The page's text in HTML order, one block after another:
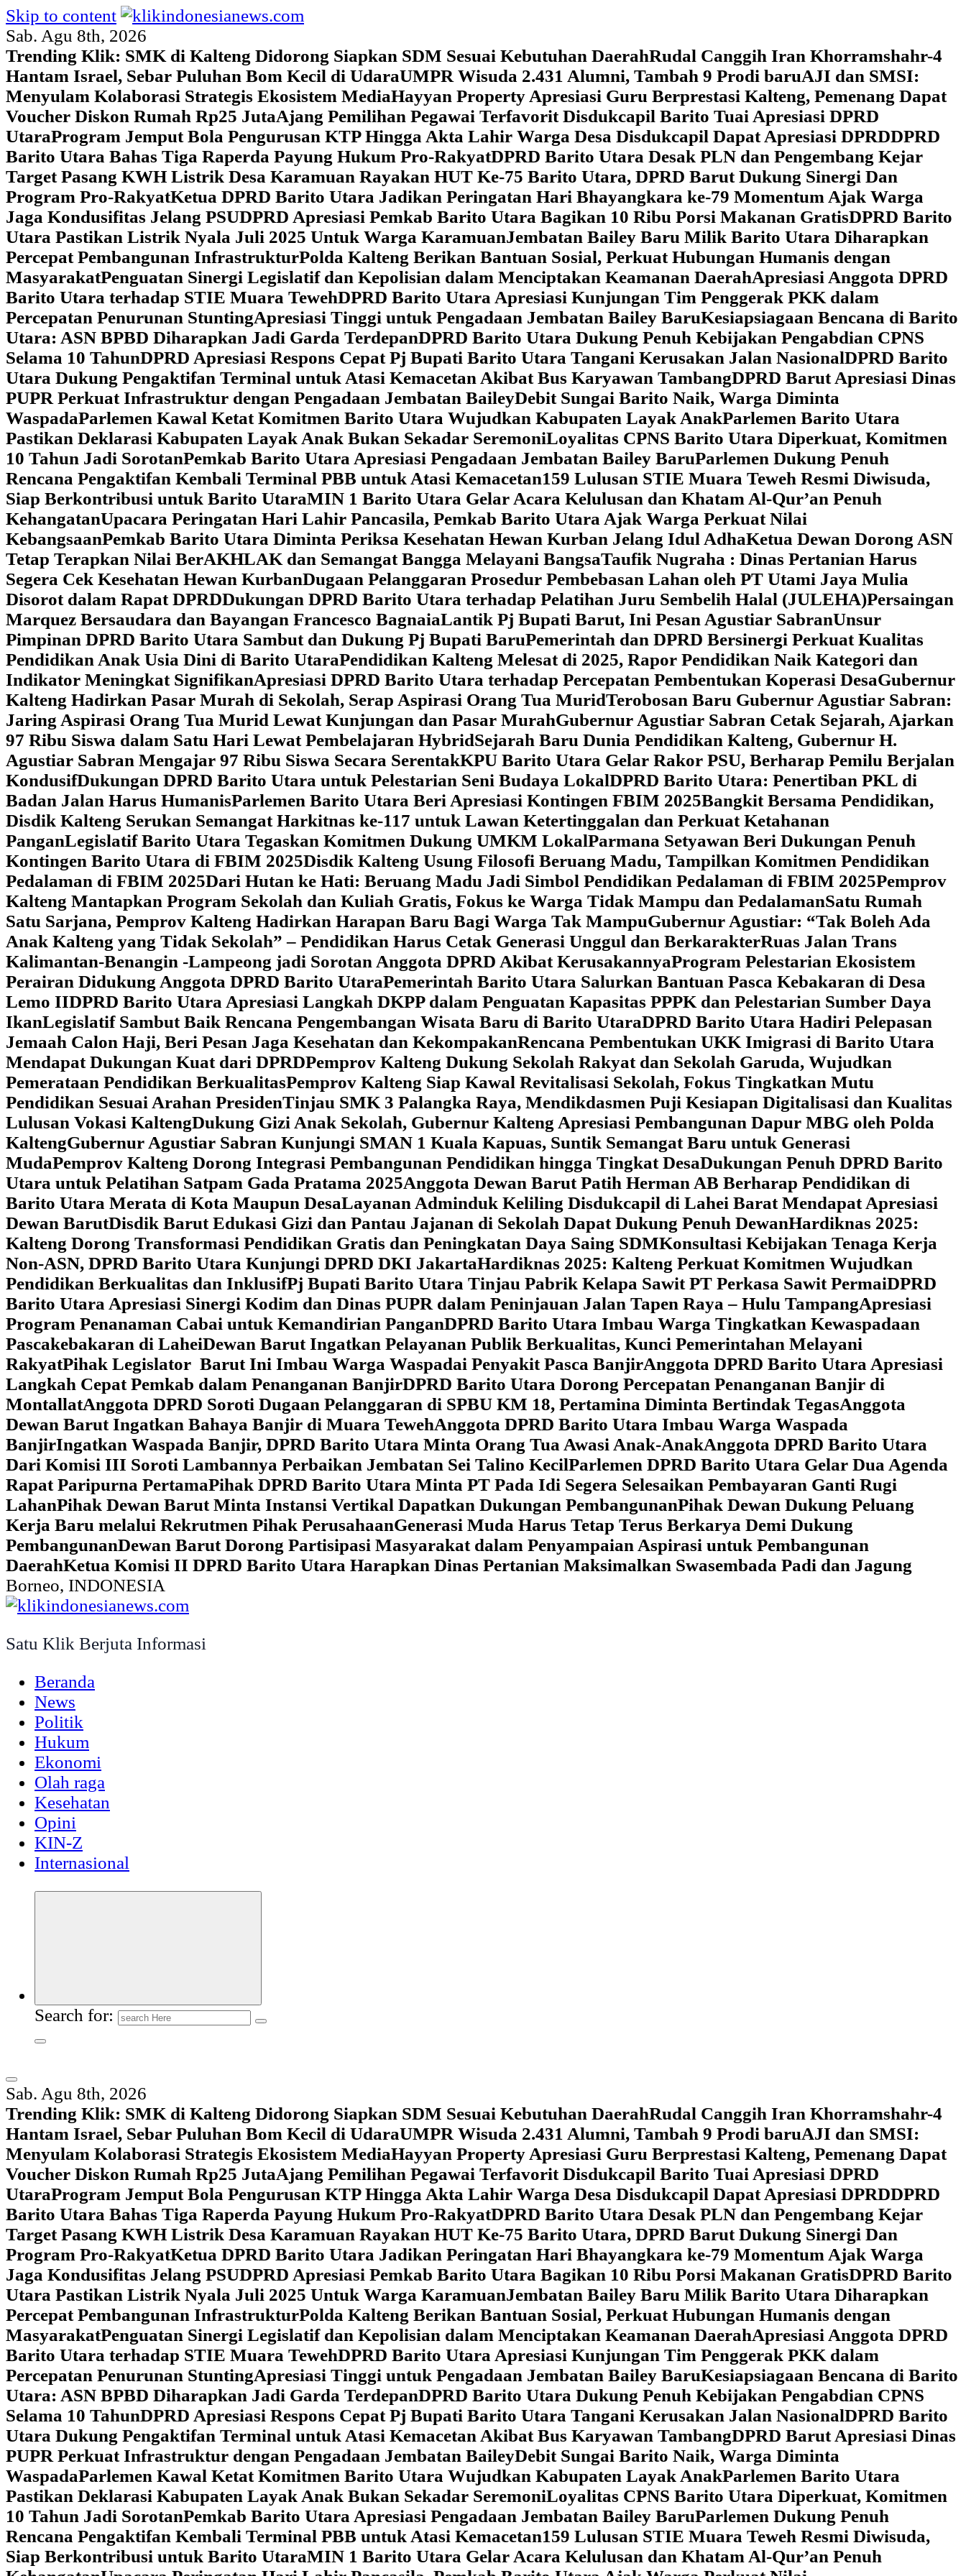
Skip to content
Sab. Agu 8th, 2026
Trending Klik: SMK di Kalteng Didorong Siapkan SDM Sesuai Kebutuhan DaerahRudal Canggih Iran Khorramshahr-4
Hantam Israel, Sebar Puluhan Bom Kecil di UdaraUMPR Wisuda 2.431 Alumni, Tambah 9 Prodi baruAJI dan SMSI:
Menyulam Kolaborasi Strategis Ekosistem MediaHayyan Property Apresiasi Guru Berprestasi Kalteng, Pemenang Dapat
Voucher Diskon Rumah Rp25 JutaAjang Pemilihan Pegawai Terfavorit Disdukcapil Barito Tuai Apresiasi DPRD
UtaraProgram Jemput Bola Pengurusan KTP Hingga Akta Lahir Warga Desa Disdukcapil Dapat Apresiasi DPRDDPRD
Barito Utara Bahas Tiga Raperda Payung Hukum Pro-RakyatDPRD Barito Utara Desak PLN dan Pengembang Kejar
Target Pasang KWH Listrik Desa Karamuan Rayakan HUT Ke-75 Barito Utara, DPRD Barut Dukung Sinergi Dan
Program Pro-RakyatKetua DPRD Barito Utara Jadikan Peringatan Hari Bhayangkara ke-79 Momentum Ajak Warga
Jaga Kondusifitas Jelang PSUDPRD Apresiasi Pemkab Barito Utara Bagikan 10 Ribu Porsi Makanan GratisDPRD Barito
Utara Pastikan Listrik Nyala Juli 2025 Untuk Warga KaramuanJembatan Bailey Baru Milik Barito Utara Diharapkan
Percepat Pembangunan InfrastrukturPolda Kalteng Berikan Bantuan Sosial, Perkuat Hubungan Humanis dengan
MasyarakatPenguatan Sinergi Legislatif dan Kepolisian dalam Menciptakan Keamanan DaerahApresiasi Anggota DPRD
Barito Utara terhadap STIE Muara TewehDPRD Barito Utara Apresiasi Kunjungan Tim Penggerak PKK dalam
Percepatan Penurunan StuntingApresiasi Tinggi untuk Pengadaan Jembatan Bailey BaruKesiapsiagaan Bencana di Barito
Utara: ASN BPBD Diharapkan Jadi Garda TerdepanDPRD Barito Utara Dukung Penuh Kebijakan Pengabdian CPNS
Selama 10 TahunDPRD Apresiasi Respons Cepat Pj Bupati Barito Utara Tangani Kerusakan Jalan NasionalDPRD Barito
Utara Dukung Pengaktifan Terminal untuk Atasi Kemacetan Akibat Bus Karyawan TambangDPRD Barut Apresiasi Dinas
PUPR Perkuat Infrastruktur dengan Pengadaan Jembatan BaileyDebit Sungai Barito Naik, Warga Diminta
WaspadaParlemen Kawal Ketat Komitmen Barito Utara Wujudkan Kabupaten Layak AnakParlemen Barito Utara
Pastikan Deklarasi Kabupaten Layak Anak Bukan Sekadar SeremoniLoyalitas CPNS Barito Utara Diperkuat, Komitmen
10 Tahun Jadi SorotanPemkab Barito Utara Apresiasi Pengadaan Jembatan Bailey BaruParlemen Dukung Penuh
Rencana Pengaktifan Kembali Terminal PBB untuk Atasi Kemacetan159 Lulusan STIE Muara Teweh Resmi Diwisuda,
Siap Berkontribusi untuk Barito UtaraMIN 1 Barito Utara Gelar Acara Kelulusan dan Khatam Al-Qur’an Penuh
KehangatanUpacara Peringatan Hari Lahir Pancasila, Pemkab Barito Utara Ajak Warga Perkuat Nilai
KebangsaanPemkab Barito Utara Diminta Periksa Kesehatan Hewan Kurban Jelang Idul AdhaKetua Dewan Dorong ASN
Tetap Terapkan Nilai BerAKHLAK dan Semangat Bangga Melayani BangsaTaufik Nugraha : Dinas Pertanian Harus
Segera Cek Kesehatan Hewan KurbanDugaan Pelanggaran Prosedur Pembebasan Lahan oleh PT Utami Jaya Mulia
Disorot dalam Rapat DPRDDukungan DPRD Barito Utara terhadap Pelatihan Juru Sembelih Halal (JULEHA)Persaingan
Marquez Bersaudara dan Bayangan Francesco BagnaiaLantik Pj Bupati Barut, Ini Pesan Agustiar SabranUnsur
Pimpinan DPRD Barito Utara Sambut dan Dukung Pj Bupati BaruPemerintah dan DPRD Bersinergi Perkuat Kualitas
Pendidikan Anak Usia Dini di Barito Utara‎Pendidikan Kalteng Melesat di 2025, Rapor Pendidikan Naik Kategori dan
Indikator Meningkat SignifikanApresiasi DPRD Barito Utara terhadap Percepatan Pembentukan Koperasi Desa‎Gubernur
Kalteng Hadirkan Pasar Murah di Sekolah, Serap Aspirasi Orang Tua Murid‎Terobosan Baru Gubernur Agustiar Sabran:
Jaring Aspirasi Orang Tua Murid Lewat Kunjungan dan Pasar MurahGubernur Agustiar Sabran Cetak Sejarah, Ajarkan
97 Ribu Siswa dalam Satu Hari Lewat Pembelajaran HybridSejarah Baru Dunia Pendidikan Kalteng, Gubernur H.
Agustiar Sabran Mengajar 97 Ribu Siswa Secara SerentakKPU Barito Utara Gelar Rakor PSU, Berharap Pemilu Berjalan
KondusifDukungan DPRD Barito Utara untuk Pelestarian Seni Budaya LokalDPRD Barito Utara: Penertiban PKL di
Badan Jalan Harus HumanisParlemen Barito Utara Beri Apresiasi Kontingen FBIM 2025‎Bangkit Bersama Pendidikan,
Disdik Kalteng Serukan Semangat Harkitnas ke-117 untuk Lawan Ketertinggalan dan Perkuat Ketahanan
PanganLegislatif Barito Utara Tegaskan Komitmen Dukung UMKM LokalParmana Setyawan Beri Dukungan Penuh
Kontingen Barito Utara di FBIM 2025Disdik Kalteng Usung Filosofi Beruang Madu, Tampilkan Komitmen Pendidikan
Pedalaman di FBIM 2025‎Dari Hutan ke Hati: Beruang Madu Jadi Simbol Pendidikan Pedalaman di FBIM 2025‎Pemprov
Kalteng Mantapkan Program Sekolah dan Kuliah Gratis, Fokus ke Warga Tidak Mampu dan Pedalaman‎Satu Rumah
Satu Sarjana, Pemprov Kalteng Hadirkan Harapan Baru Bagi Warga Tak Mampu‎Gubernur Agustiar: “Tak Boleh Ada
Anak Kalteng yang Tidak Sekolah” – Pendidikan Harus Cetak Generasi Unggul dan BerkarakterRuas Jalan Trans
Kalimantan-Benangin -Lampeong jadi Sorotan Anggota DPRD Akibat KerusakannyaProgram Pelestarian Ekosistem
Perairan Didukung Anggota DPRD Barito UtaraPemerintah Barito Utara Salurkan Bantuan Pasca Kebakaran di Desa
Lemo IIDPRD Barito Utara Apresiasi Langkah DKPP dalam Penguatan Kapasitas PPPK dan Pelestarian Sumber Daya
IkanLegislatif Sambut Baik Rencana Pengembangan Wisata Baru di Barito UtaraDPRD Barito Utara Hadiri Pelepasan
Jemaah Calon Haji, Beri Pesan Jaga Kesehatan dan KekompakanRencana Pembentukan UKK Imigrasi di Barito Utara
Mendapat Dukungan Kuat dari DPRD‎Pemprov Kalteng Dukung Sekolah Rakyat dan Sekolah Garuda, Wujudkan
Pemerataan Pendidikan Berkualitas‎Pemprov Kalteng Siap Kawal Revitalisasi Sekolah, Fokus Tingkatkan Mutu
Pendidikan Sesuai Arahan Presiden‎Tinjau SMK 3 Palangka Raya, Mendikdasmen Puji Kesiapan Digitalisasi dan Kualitas
Lulusan Vokasi Kalteng‎Dukung Gizi Anak Sekolah, Gubernur Kalteng Apresiasi Pembangunan Dapur MBG oleh Polda
Kalteng‎Gubernur Agustiar Sabran Kunjungi SMAN 1 Kuala Kapuas, Suntik Semangat Baru untuk Generasi
Muda‎Pemprov Kalteng Dorong Integrasi Pembangunan Pendidikan hingga Tingkat DesaDukungan Penuh DPRD Barito
Utara untuk Pelatihan Satpam Gada Pratama 2025Anggota Dewan Barut Patih Herman AB Berharap Pendidikan di
Barito Utara Merata di Kota Maupun DesaLayanan Adminduk Keliling Disdukcapil di Lahei Barat Mendapat Apresiasi
Dewan BarutDisdik Barut Edukasi Gizi dan Pantau Jajanan di Sekolah Dapat Dukung Penuh DewanHardiknas 2025:
Kalteng Dorong Transformasi Pendidikan Gratis dan Peningkatan Daya Saing SDMKonsultasi Kebijakan Tenaga Kerja
Non-ASN, DPRD Barito Utara Kunjungi DPRD DKI JakartaHardiknas 2025: Kalteng Perkuat Komitmen Wujudkan
Pendidikan Berkualitas dan InklusifPj Bupati Barito Utara Tinjau Pabrik Kelapa Sawit PT Perkasa Sawit PermaiDPRD
Barito Utara Apresiasi Sinergi Kodim dan Dinas PUPR dalam Peninjauan Jalan Tapen Raya – Hulu TampangApresiasi
Program Penanaman Cabai untuk Kemandirian PanganDPRD Barito Utara Imbau Warga Tingkatkan Kewaspadaan
Pascakebakaran di LaheiDewan Barut Ingatkan Pelayanan Publik Berkualitas, Kunci Pemerintahan Melayani
RakyatPihak Legislator Barut Ini Imbau Warga Waspadai Penyakit Pasca BanjirAnggota DPRD Barito Utara Apresiasi
Langkah Cepat Pemkab dalam Penanganan BanjirDPRD Barito Utara Dorong Percepatan Penanganan Banjir di
MontallatAnggota DPRD Soroti Dugaan Pelanggaran di SPBU KM 18, Pertamina Diminta Bertindak TegasAnggota
Dewan Barut Ingatkan Bahaya Banjir di Muara TewehAnggota DPRD Barito Utara Imbau Warga Waspada
BanjirIngatkan Waspada Banjir, DPRD Barito Utara Minta Orang Tua Awasi Anak-AnakAnggota DPRD Barito Utara
Dari Komisi III Soroti Lambannya Perbaikan Jembatan Sei Talino KecilParlemen DPRD Barito Utara Gelar Dua Agenda
Rapat Paripurna PertamaPihak DPRD Barito Utara Minta PT Pada Idi Segera Selesaikan Pembayaran Ganti Rugi
LahanPihak Dewan Barut Minta Instansi Vertikal Dapatkan Dukungan PembangunanPihak Dewan Dukung Peluang
Kerja Baru melalui Rekrutmen Pihak PerusahaanGenerasi Muda Harus Tetap Terus Berkarya Demi Dukung
PembangunanDewan Barut Dorong Partisipasi Masyarakat dalam Penyampaian Aspirasi untuk Pembangunan
DaerahKetua Komisi II DPRD Barito Utara Harapkan Dinas Pertanian Maksimalkan Swasembada Padi dan Jagung
Borneo, INDONESIA
Satu Klik Berjuta Informasi
Beranda
News
Politik
Hukum
Ekonomi
Olah raga
Kesehatan
Opini
KIN-Z
Internasional
Search for:
Sab. Agu 8th, 2026
Trending Klik: SMK di Kalteng Didorong Siapkan SDM Sesuai Kebutuhan DaerahRudal Canggih Iran Khorramshahr-4
Hantam Israel, Sebar Puluhan Bom Kecil di UdaraUMPR Wisuda 2.431 Alumni, Tambah 9 Prodi baruAJI dan SMSI:
Menyulam Kolaborasi Strategis Ekosistem MediaHayyan Property Apresiasi Guru Berprestasi Kalteng, Pemenang Dapat
Voucher Diskon Rumah Rp25 JutaAjang Pemilihan Pegawai Terfavorit Disdukcapil Barito Tuai Apresiasi DPRD
UtaraProgram Jemput Bola Pengurusan KTP Hingga Akta Lahir Warga Desa Disdukcapil Dapat Apresiasi DPRDDPRD
Barito Utara Bahas Tiga Raperda Payung Hukum Pro-RakyatDPRD Barito Utara Desak PLN dan Pengembang Kejar
Target Pasang KWH Listrik Desa Karamuan Rayakan HUT Ke-75 Barito Utara, DPRD Barut Dukung Sinergi Dan
Program Pro-RakyatKetua DPRD Barito Utara Jadikan Peringatan Hari Bhayangkara ke-79 Momentum Ajak Warga
Jaga Kondusifitas Jelang PSUDPRD Apresiasi Pemkab Barito Utara Bagikan 10 Ribu Porsi Makanan GratisDPRD Barito
Utara Pastikan Listrik Nyala Juli 2025 Untuk Warga KaramuanJembatan Bailey Baru Milik Barito Utara Diharapkan
Percepat Pembangunan InfrastrukturPolda Kalteng Berikan Bantuan Sosial, Perkuat Hubungan Humanis dengan
MasyarakatPenguatan Sinergi Legislatif dan Kepolisian dalam Menciptakan Keamanan DaerahApresiasi Anggota DPRD
Barito Utara terhadap STIE Muara TewehDPRD Barito Utara Apresiasi Kunjungan Tim Penggerak PKK dalam
Percepatan Penurunan StuntingApresiasi Tinggi untuk Pengadaan Jembatan Bailey BaruKesiapsiagaan Bencana di Barito
Utara: ASN BPBD Diharapkan Jadi Garda TerdepanDPRD Barito Utara Dukung Penuh Kebijakan Pengabdian CPNS
Selama 10 TahunDPRD Apresiasi Respons Cepat Pj Bupati Barito Utara Tangani Kerusakan Jalan NasionalDPRD Barito
Utara Dukung Pengaktifan Terminal untuk Atasi Kemacetan Akibat Bus Karyawan TambangDPRD Barut Apresiasi Dinas
PUPR Perkuat Infrastruktur dengan Pengadaan Jembatan BaileyDebit Sungai Barito Naik, Warga Diminta
WaspadaParlemen Kawal Ketat Komitmen Barito Utara Wujudkan Kabupaten Layak AnakParlemen Barito Utara
Pastikan Deklarasi Kabupaten Layak Anak Bukan Sekadar SeremoniLoyalitas CPNS Barito Utara Diperkuat, Komitmen
10 Tahun Jadi SorotanPemkab Barito Utara Apresiasi Pengadaan Jembatan Bailey BaruParlemen Dukung Penuh
Rencana Pengaktifan Kembali Terminal PBB untuk Atasi Kemacetan159 Lulusan STIE Muara Teweh Resmi Diwisuda,
Siap Berkontribusi untuk Barito UtaraMIN 1 Barito Utara Gelar Acara Kelulusan dan Khatam Al-Qur’an Penuh